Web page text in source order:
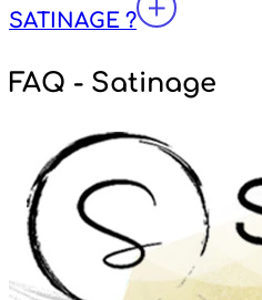
SATINAGE ?
FAQ - Satinage